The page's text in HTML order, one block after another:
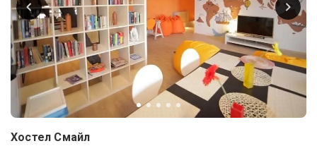
Хостел Смайл